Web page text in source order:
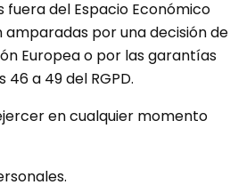
del Espacio Económico
amparadas por una decisión de
Europea o por las garantías
a 49 del RGPD.
en cualquier momento